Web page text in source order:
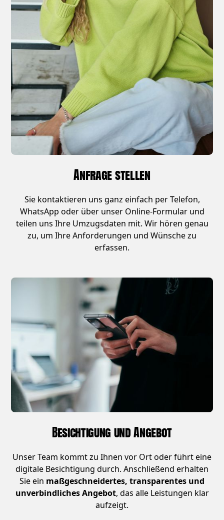
Anfrage stellen
Sie kontaktieren uns ganz einfach per Telefon,
WhatsApp oder über unser Online-Formular und
teilen uns Ihre Umzugsdaten mit. Wir hören genau
zu, um Ihre Anforderungen und Wünsche zu
erfassen.
Besichtigung und Angebot
Unser Team kommt zu Ihnen vor Ort oder führt eine
digitale Besichtigung durch. Anschließend erhalten
Sie ein maßgeschneidertes, transparentes und
unverbindliches Angebot, das alle Leistungen klar
aufzeigt.